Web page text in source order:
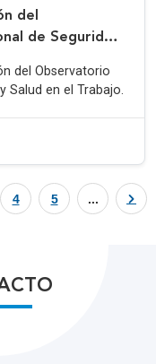
del
de Seguridad
del Observatorio
Salud en el Trabajo.
4 5 ...